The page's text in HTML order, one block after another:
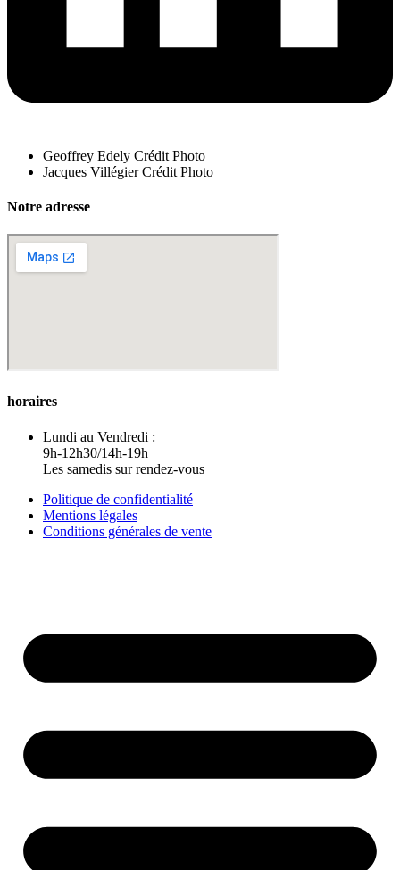
Geoffrey Edely Crédit Photo
Jacques Villégier Crédit Photo
Notre adresse
horaires
Lundi au Vendredi :
9h-12h30/14h-19h
Les samedis sur rendez-vous
Politique de confidentialité
Mentions légales
Conditions générales de vente